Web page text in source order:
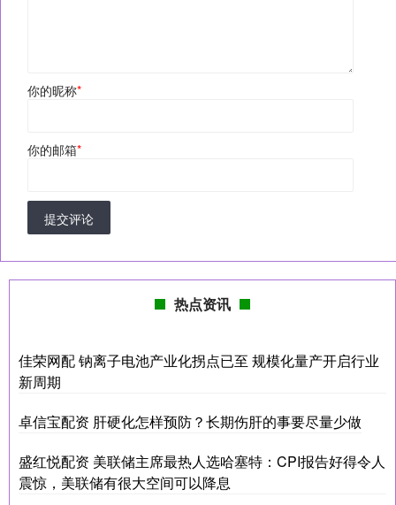
你的昵称*
你的邮箱*
提交评论
热点资讯
佳荣网配 钠离子电池产业化拐点已至 规模化量产开启行业
新周期
卓信宝配资 肝硬化怎样预防？长期伤肝的事要尽量少做
盛红悦配资 美联储主席最热人选哈塞特：CPI报告好得令人
震惊，美联储有很大空间可以降息